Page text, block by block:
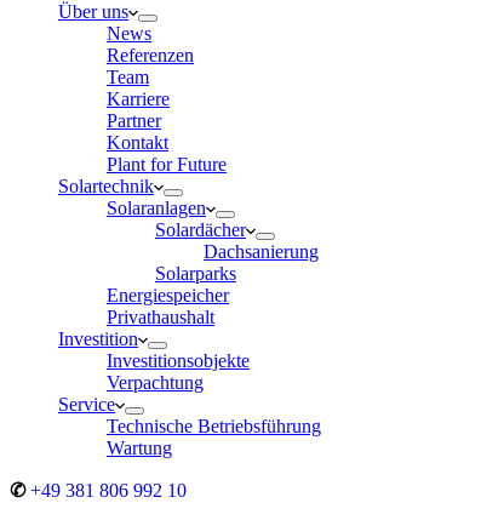
Über uns
News
Referenzen
Team
Karriere
Partner
Kontakt
Plant for Future
Solartechnik
Solaranlagen
Solardächer
Dachsanierung
Solarparks
Energiespeicher
Privathaushalt
Investition
Investitionsobjekte
Verpachtung
Service
Technische Betriebsführung
Wartung
✆ +49 381 806 992 10